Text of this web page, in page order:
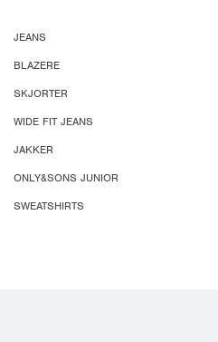
JEANS
BLAZERE
SKJORTER
WIDE FIT JEANS
JAKKER
ONLY&SONS JUNIOR
SWEATSHIRTS